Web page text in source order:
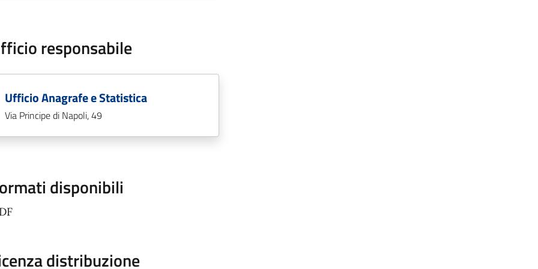
responsabile
Ufficio Anagrafe e Statistica
Via Principe di Napoli, 49
disponibili
distribuzione